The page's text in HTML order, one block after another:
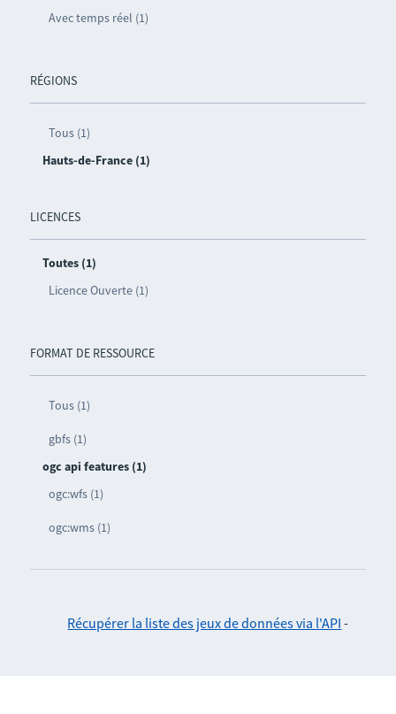
Avec temps réel (1)
RÉGIONS
Tous (1)
Hauts-de-France (1)
LICENCES
Toutes (1)
Licence Ouverte (1)
FORMAT DE RESSOURCE
Tous (1)
gbfs (1)
ogc api features (1)
ogc:wfs (1)
ogc:wms (1)
Récupérer la liste des jeux de données via l'API -